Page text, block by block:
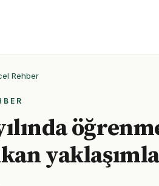
Rehber